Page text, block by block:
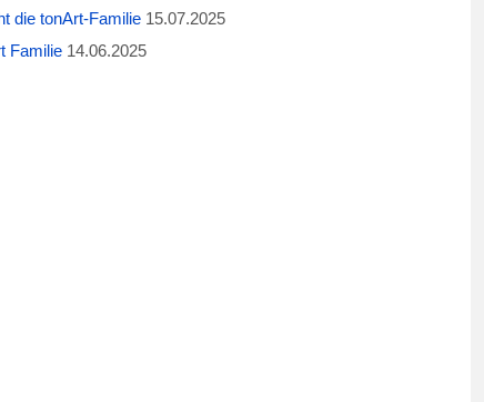
die tonArt-Familie 15.07.2025
Familie 14.06.2025